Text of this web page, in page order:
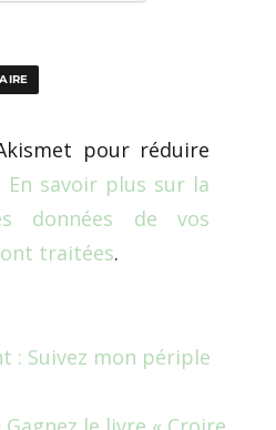
pour réduire
En savoir plus sur la
données de vos
traitées.
: Suivez mon périple